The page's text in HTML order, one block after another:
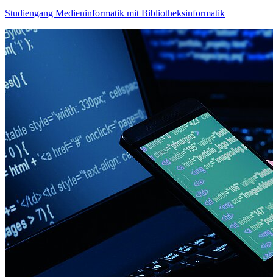
Studiengang Medieninformatik mit Bibliotheksinformatik